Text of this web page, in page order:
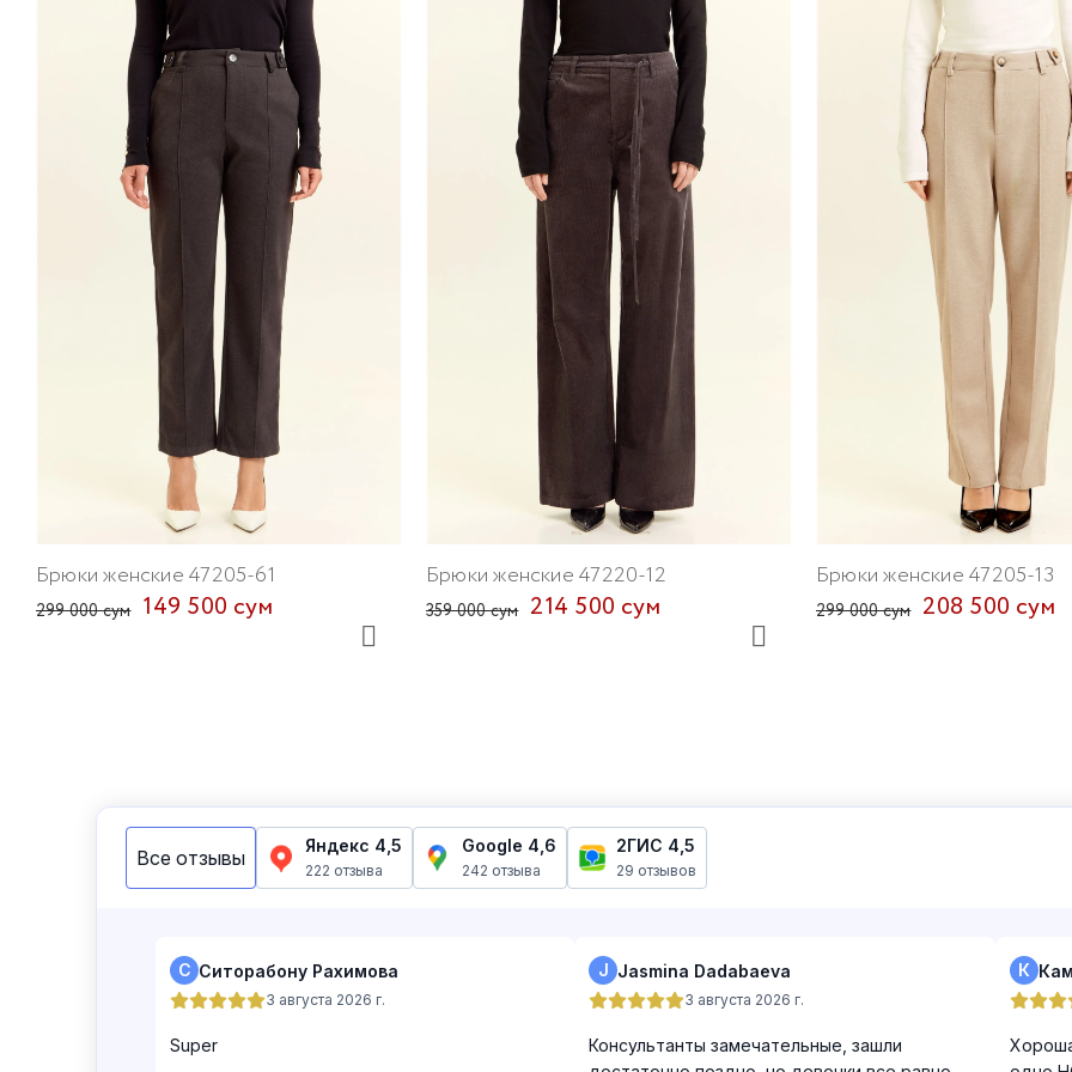
Брюки женские 47205-61
299 000 сум 149 500 сум
Брюки женские 47220-12
359 000 сум 214 500 сум
Брюки женские 47205-13
299 000 сум 208 500 сум